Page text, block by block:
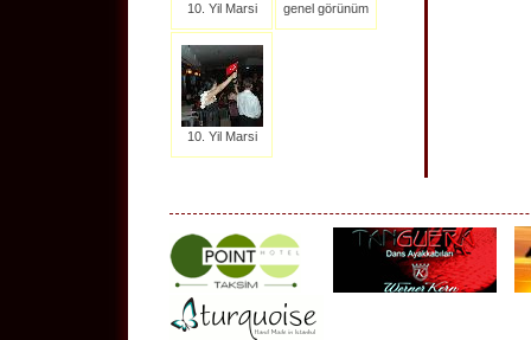
10. Yil Marsi genel görünüm
10. Yil Marsi